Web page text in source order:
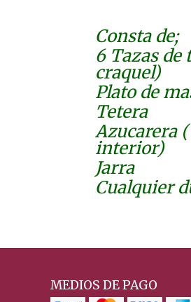
Consta de;
6 Tazas de
craquel)
Plato de
Tetera
Azucarera
interior)
Jarra
Cualquier
MEDIOS DE PAGO